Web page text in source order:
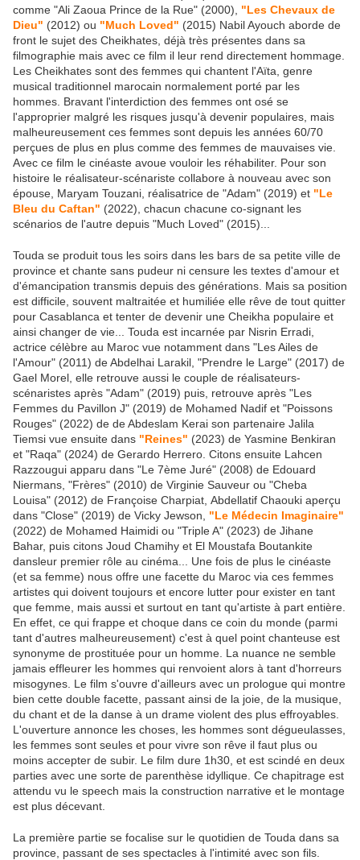
comme "Ali Zaoua Prince de la Rue" (2000), "Les Chevaux de
Dieu" (2012) ou "Much Loved" (2015) Nabil Ayouch aborde de
front le sujet des Cheikhates, déjà très présentes dans sa
filmographie mais avec ce film il leur rend directement hommage.
Les Cheikhates sont des femmes qui chantent l'Aïta, genre
musical traditionnel marocain normalement porté par les
hommes. Bravant l'interdiction des femmes ont osé se
l'approprier malgré les risques jusqu'à devenir populaires, mais
malheureusement ces femmes sont depuis les années 60/70
perçues de plus en plus comme des femmes de mauvaises vie.
Avec ce film le cinéaste avoue vouloir les réhabiliter. Pour son
histoire le réalisateur-scénariste collabore à nouveau avec son
épouse, Maryam Touzani, réalisatrice de "Adam" (2019) et "Le
Bleu du Caftan" (2022), chacun chacune co-signant les
scénarios de l'autre depuis "Much Loved" (2015)...
Touda se produit tous les soirs dans les bars de sa petite ville de
province et chante sans pudeur ni censure les textes d'amour et
d'émancipation transmis depuis des générations. Mais sa position
est difficile, souvent maltraitée et humiliée elle rêve de tout quitter
pour Casablanca et tenter de devenir une Cheikha populaire et
ainsi changer de vie... Touda est incarnée par Nisrin Erradi,
actrice célèbre au Maroc vue notamment dans "Les Ailes de
l'Amour" (2011) de Abdelhai Larakil, "Prendre le Large" (2017) de
Gael Morel, elle retrouve aussi le couple de réalisateurs-
scénaristes après "Adam" (2019) puis, retrouve après "Les
Femmes du Pavillon J" (2019) de Mohamed Nadif et "Poissons
Rouges" (2022) de de Abdeslam Kerai son partenaire Jalila
Tiemsi vue ensuite dans "Reines" (2023) de Yasmine Benkiran
et "Raqa" (2024) de Gerardo Herrero. Citons ensuite Lahcen
Razzougui apparu dans "Le 7ème Juré" (2008) de Edouard
Niermans, "Frères" (2010) de Virginie Sauveur ou "Cheba
Louisa" (2012) de Françoise Charpiat, Abdellatif Chaouki aperçu
dans "Close" (2019) de Vicky Jewson, "Le Médecin Imaginaire"
(2022) de Mohamed Haimidi ou "Triple A" (2023) de Jihane
Bahar, puis citons Joud Chamihy et El Moustafa Boutankite
dansleur premier rôle au cinéma... Une fois de plus le cinéaste
(et sa femme) nous offre une facette du Maroc via ces femmes
artistes qui doivent toujours et encore lutter pour exister en tant
que femme, mais aussi et surtout en tant qu'artiste à part entière.
En effet, ce qui frappe et choque dans ce coin du monde (parmi
tant d'autres malheureusement) c'est à quel point chanteuse est
synonyme de prostituée pour un homme. La nuance ne semble
jamais effleurer les hommes qui renvoient alors à tant d'horreurs
misogynes. Le film s'ouvre d'ailleurs avec un prologue qui montre
bien cette double facette, passant ainsi de la joie, de la musique,
du chant et de la danse à un drame violent des plus effroyables.
L'ouverture annonce les choses, les hommes sont dégueulasses,
les femmes sont seules et pour vivre son rêve il faut plus ou
moins accepter de subir. Le film dure 1h30, et est scindé en deux
parties avec une sorte de parenthèse idyllique. Ce chapitrage est
attendu vu le speech mais la construction narrative et le montage
est plus décevant.
La première partie se focalise sur le quotidien de Touda dans sa
province, passant de ses spectacles à l'intimité avec son fils.